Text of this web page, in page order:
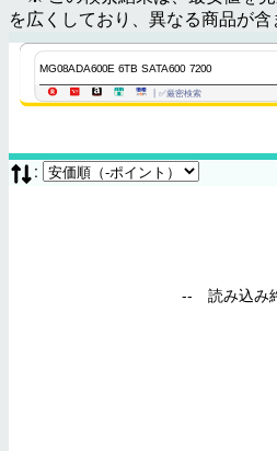
を広くしており、異なる商品が含